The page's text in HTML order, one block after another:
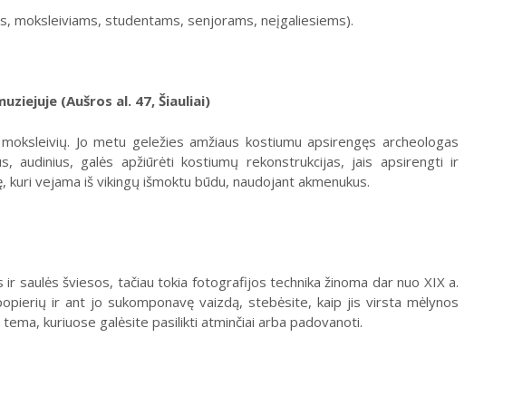
moksleiviams, studentams, senjorams, neįgaliesiems).
(Aušros al. 47, Šiauliai)
Jo metu geležies amžiaus kostiumu apsirengęs archeologas
audinius, galės apžiūrėti kostiumų rekonstrukcijas, jais apsirengti ir
vejama iš vikingų išmoktu būdu, naudojant akmenukus.
šviesos, tačiau tokia fotografijos technika žinoma dar nuo XIX a.
ir ant jo sukomponavę vaizdą, stebėsite, kaip jis virsta mėlynos
kuriuose galėsite pasilikti atminčiai arba padovanoti.